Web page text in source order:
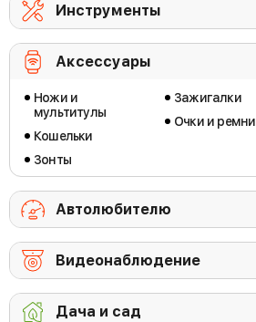
Инструменты
Аксессуары
Ножи и
мультитулы
Кошельки
Зонты
Зажигалки
Очки и ремни
Автолюбителю
Видеонаблюдение
Дача и сад